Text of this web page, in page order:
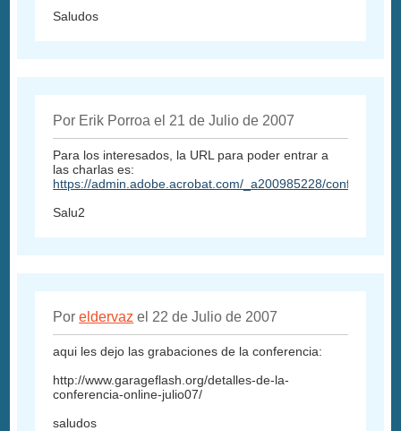
Saludos
Por Erik Porroa el 21 de Julio de 2007
Para los interesados, la URL para poder entrar a
las charlas es:
https://admin.adobe.acrobat.com/_a200985228/
Salu2
Poreldervaz el 22 de Julio de 2007
aqui les dejo las grabaciones de la conferencia:
http://www.garageflash.org/detalles-de-la-
conferencia-online-julio07/
saludos